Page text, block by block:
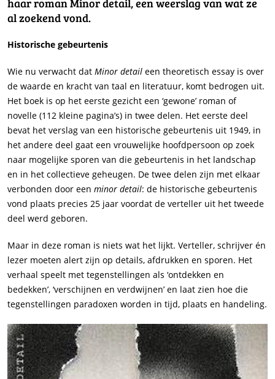
haar roman Minor detail, een weerslag van wat ze
al zoekend vond.
Historische gebeurtenis
Wie nu verwacht dat Minor detail een theoretisch essay is over
de waarde en kracht van taal en literatuur, komt bedrogen uit.
Het boek is op het eerste gezicht een ‘gewone’ roman of
novelle (112 kleine pagina’s) in twee delen. Het eerste deel
bevat het verslag van een historische gebeurtenis uit 1949, in
het andere deel gaat een vrouwelijke hoofdpersoon op zoek
naar mogelijke sporen van die gebeurtenis in het landschap
en in het collectieve geheugen. De twee delen zijn met elkaar
verbonden door een minor detail: de historische gebeurtenis
vond plaats precies 25 jaar voordat de verteller uit het tweede
deel werd geboren.
Maar in deze roman is niets wat het lijkt. Verteller, schrijver én
lezer moeten alert zijn op details, afdrukken en sporen. Het
verhaal speelt met tegenstellingen als ‘ontdekken en
bedekken’, ‘verschijnen en verdwijnen’ en laat zien hoe die
tegenstellingen paradoxen worden in tijd, plaats en handeling.